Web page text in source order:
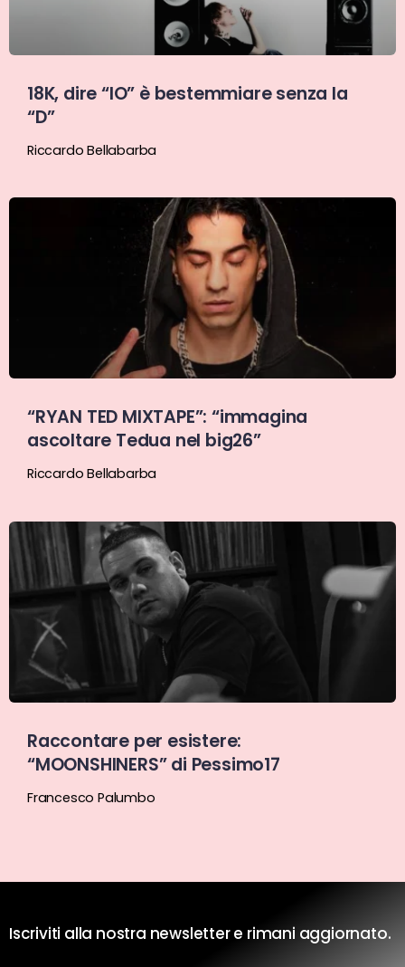
18K, dire “IO” è bestemmiare senza la
“D”
Riccardo Bellabarba
“RYAN TED MIXTAPE”: “immagina
ascoltare Tedua nel big26”
Riccardo Bellabarba
Raccontare per esistere:
“MOONSHINERS” di Pessimo17
Francesco Palumbo
Iscriviti alla nostra newsletter e rimani aggiornato.